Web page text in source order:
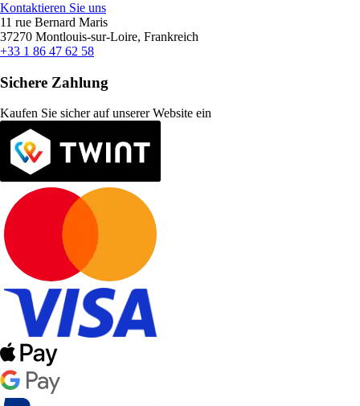
Kontaktieren Sie uns
11 rue Bernard Maris
37270 Montlouis-sur-Loire, Frankreich
+33 1 86 47 62 58
Sichere Zahlung
Kaufen Sie sicher auf unserer Website ein